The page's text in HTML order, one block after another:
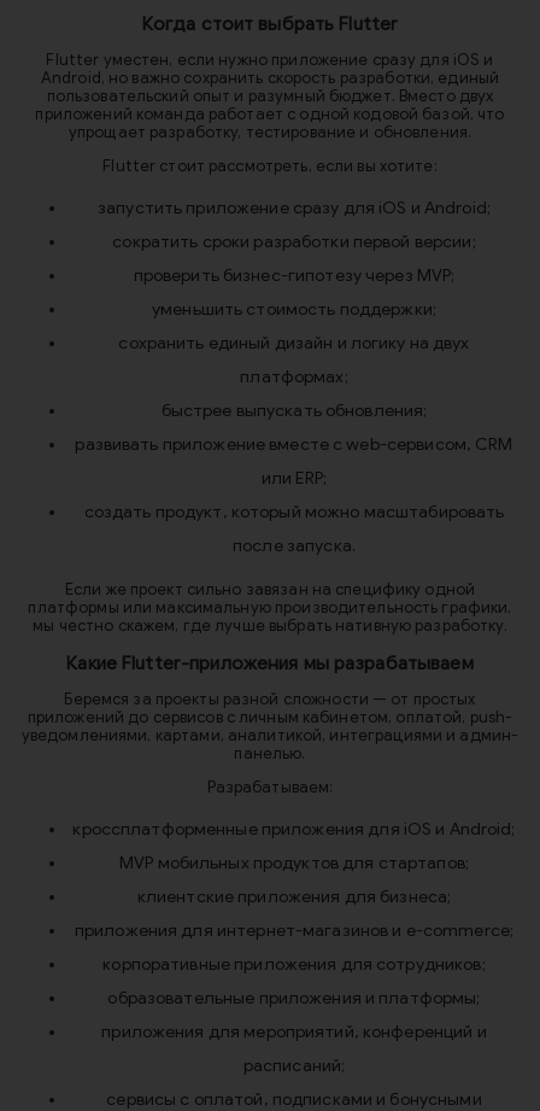
Когда стоит выбрать Flutter
Flutter уместен, если нужно приложение сразу для iOS и
Android, но важно сохранить скорость разработки, единый
пользовательский опыт и разумный бюджет. Вместо двух
приложений команда работает с одной кодовой базой, что
упрощает разработку, тестирование и обновления.
Flutter стоит рассмотреть, если вы хотите:
запустить приложение сразу для iOS и Android;
сократить сроки разработки первой версии;
проверить бизнес-гипотезу через MVP;
уменьшить стоимость поддержки;
сохранить единый дизайн и логику на двух
платформах;
быстрее выпускать обновления;
развивать приложение вместе с web-сервисом, CRM
или ERP;
создать продукт, который можно масштабировать
после запуска.
Если же проект сильно завязан на специфику одной
платформы или максимальную производительность графики,
мы честно скажем, где лучше выбрать нативную разработку.
Какие Flutter-приложения мы разрабатываем
Беремся за проекты разной сложности — от простых
приложений до сервисов с личным кабинетом, оплатой, push-
уведомлениями, картами, аналитикой, интеграциями и админ-
панелью.
Разрабатываем:
кроссплатформенные приложения для iOS и Android;
MVP мобильных продуктов для стартапов;
клиентские приложения для бизнеса;
приложения для интернет-магазинов и e-commerce;
корпоративные приложения для сотрудников;
образовательные приложения и платформы;
приложения для мероприятий, конференций и
расписаний;
сервисы с оплатой, подписками и бонусными